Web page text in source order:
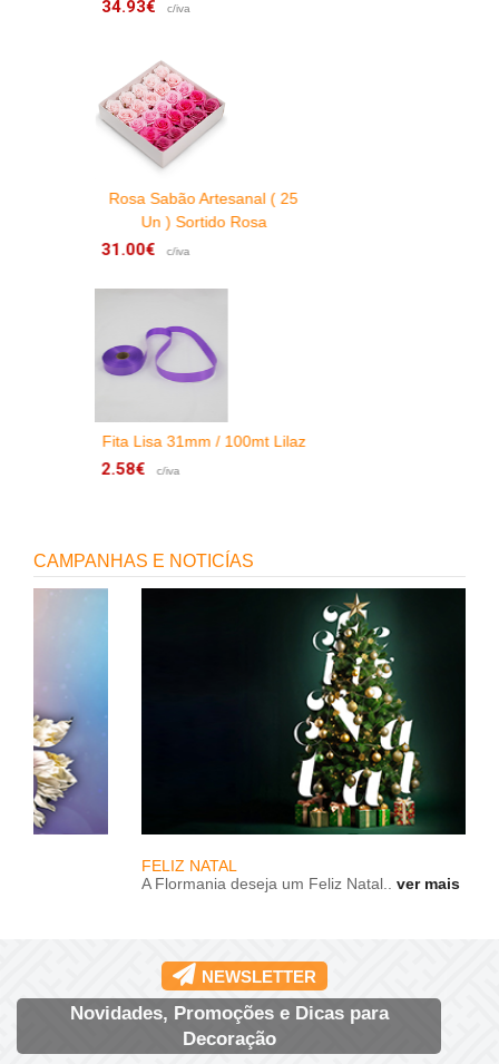
c/iva
Rosa Sabão Artesanal ( 25
Un ) Sortido Rosa
c/iva
Fita Lisa 31mm / 100mt Lilaz
c/iva
CAMPANHAS E NOTICÍAS
A Flormania deseja um Feliz Natal..ver mais
NEWSLETTER
Novidades, Promoções e Dicas para
Decoração